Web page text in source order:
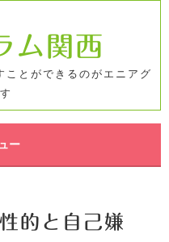
ム関西
ことができるのがエニアグ
ー
的と自己嫌